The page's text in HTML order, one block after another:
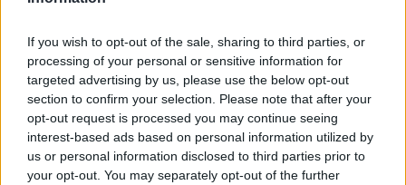
If you wish to opt-out of the sale, sharing to third parties, or
processing of your personal or sensitive information for
targeted advertising by us, please use the below opt-out
section to confirm your selection. Please note that after your
opt-out request is processed you may continue seeing
interest-based ads based on personal information utilized by
us or personal information disclosed to third parties prior to
your opt-out. You may separately opt-out of the further
Χρηματιστήριο: Ανοδικές
Με άνοδο έκλεισε το